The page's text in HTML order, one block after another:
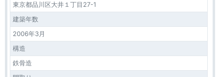
東京都品川区大井１丁目27-1
建築年数
2006年3月
構造
鉄骨造